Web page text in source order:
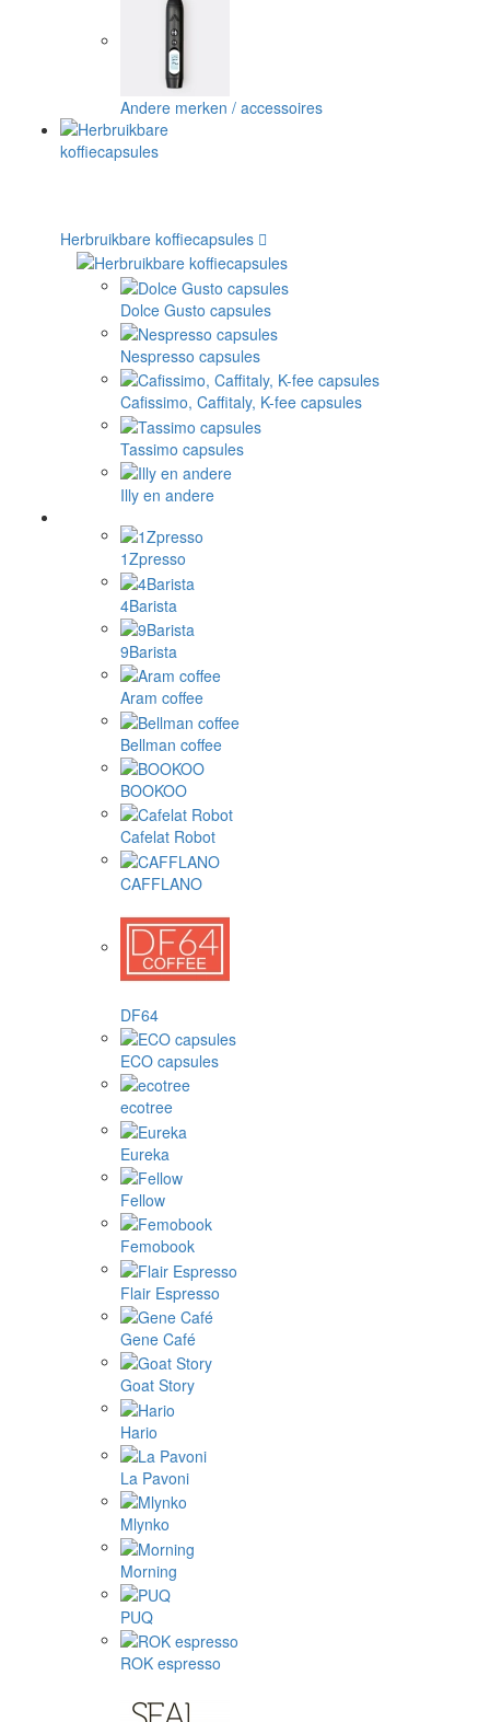
Andere merken / accessoires
Herbruikbare koffiecapsules
Dolce Gusto capsules
Nespresso capsules
Cafissimo, Caffitaly, K-fee capsules
Tassimo capsules
Illy en andere
1Zpresso
4Barista
9Barista
Aram coffee
Bellman coffee
BOOKOO
Cafelat Robot
CAFFLANO
DF64
ECO capsules
ecotree
Eureka
Fellow
Femobook
Flair Espresso
Gene Café
Goat Story
Hario
La Pavoni
Mlynko
Morning
PUQ
ROK espresso